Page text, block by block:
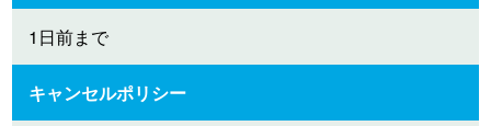
1日前まで
キャンセルポリシー